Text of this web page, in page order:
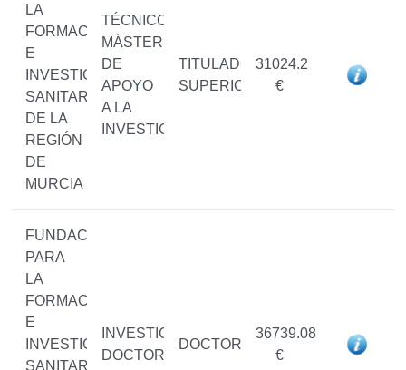
LA
FORMACIÓN
E
INVESTIGACIÓN
SANITARIAS
DE LA
REGIÓN
DE
MURCIA
TÉCNICO/A
MÁSTER
DE
APOYO
A LA
INVESTIGACIÓN
TITULADO/A
SUPERIOR
31024.2
€
FUNDACIÓN
PARA
LA
FORMACIÓN
E
INVESTIGACIÓN
SANITARIAS
INVESTIGADOR/A
DOCTOR/A
DOCTOR/A
36739.08
€